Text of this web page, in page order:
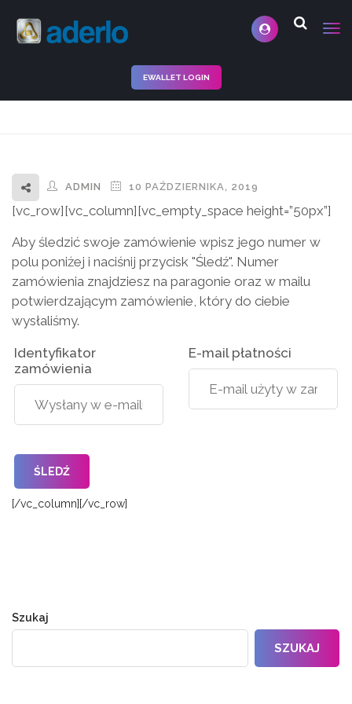
EWALLET LOGIN
ADMIN 10 PAŹDZIERNIKA, 2019
[vc_row][vc_column][vc_empty_space height=”50px”]
Aby śledzić swoje zamówienie wpisz jego numer w
polu poniżej i naciśnij przycisk "Śledź". Numer
zamówienia znajdziesz na paragonie oraz w mailu
potwierdzającym zamówienie, który do ciebie
wysłaliśmy.
Identyfikator
zamówienia
E-mail płatności
ŚLEDŹ
[/vc_column][/vc_row]
Szukaj
SZUKAJ